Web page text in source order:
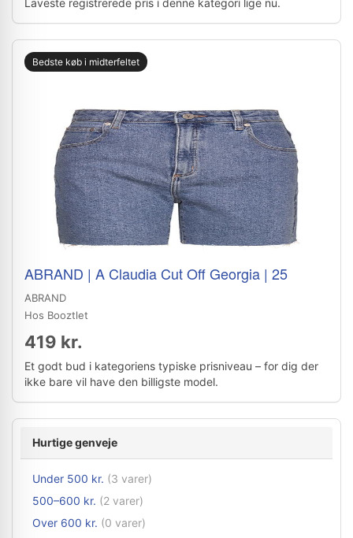
Laveste registrerede pris i denne kategori lige nu.
Bedste køb i midterfeltet
ABRAND | A Claudia Cut Off Georgia | 25
ABRAND
Hos Booztlet
419 kr.
Et godt bud i kategoriens typiske prisniveau – for dig der
ikke bare vil have den billigste model.
Hurtige genveje
Under 500 kr. (3 varer)
500–600 kr. (2 varer)
Over 600 kr. (0 varer)